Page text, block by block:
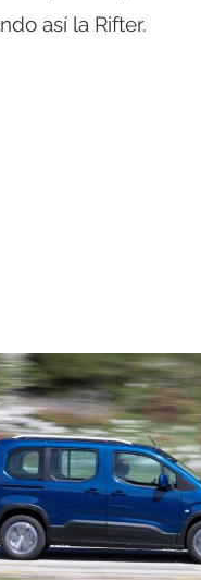
así la Rifter.